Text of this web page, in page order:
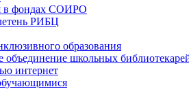
в фондах СОИРО
РИБЦ
образования
объединение школьных
интернет